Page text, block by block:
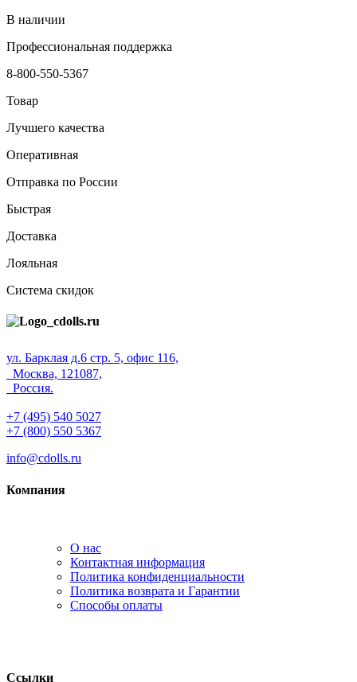
В наличии
Профессиональная поддержка
8-800-550-5367
Товар
Лучшего качества
Оперативная
Отправка по России
Быстрая
Доставка
Лояльная
Система скидок
ул. Барклая д.6 стр. 5, офис 116,
Москва, 121087,
Россия.
+7 (495) 540 5027
+7 (800) 550 5367
info@cdolls.ru
Компания
О нас
Контактная информация
Политика конфиденциальности
Политика возврата и Гарантии
Способы оплаты
Ссылки